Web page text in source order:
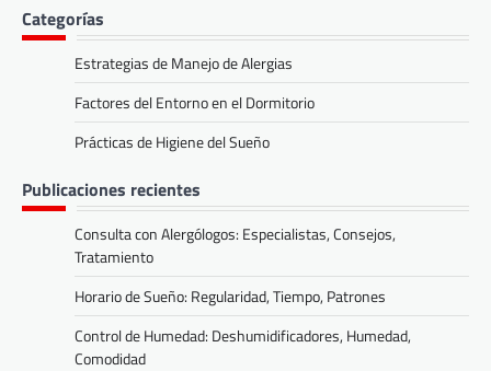
Categorías
Estrategias de Manejo de Alergias
Factores del Entorno en el Dormitorio
Prácticas de Higiene del Sueño
Publicaciones recientes
Consulta con Alergólogos: Especialistas, Consejos,
Tratamiento
Horario de Sueño: Regularidad, Tiempo, Patrones
Control de Humedad: Deshumidificadores, Humedad,
Comodidad